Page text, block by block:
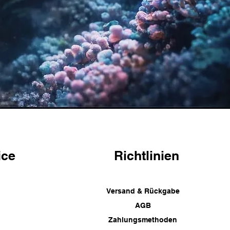
Richtlinien
Versand & Rückgabe
AGB
Zahlungsmethoden